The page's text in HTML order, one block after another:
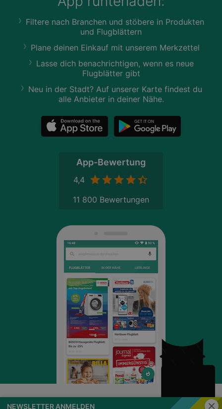
NEWSLETTER ANMELDEN
Filtere nach Branchen und stöbere in Produkten
und Flugblättern
Plane deinen Einkauf mit unserem Merkzettel
Lasse dich benachrichtigen, wenn es neue
Flugblätter gibt
Neu in der Stadt? Auf unserer Karte findest du
alle Anbieter in deiner Nähe.
App-Bewertung
4,4
11 800 Bewertungen
wogibtswas.at Impressum